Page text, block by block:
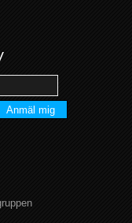
Anmäl mig